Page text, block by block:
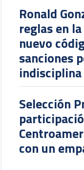
Ronald
reglas en
nuevo
sanciones
indisciplina
Selección
con un